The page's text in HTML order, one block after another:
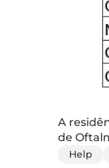
A
de
Help